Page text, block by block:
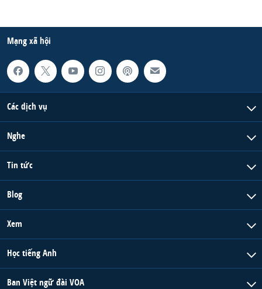
Mạng xã hội
Các dịch vụ
Nghe
Tin tức
Blog
Xem
Học tiếng Anh
Ban Việt ngữ đài VOA